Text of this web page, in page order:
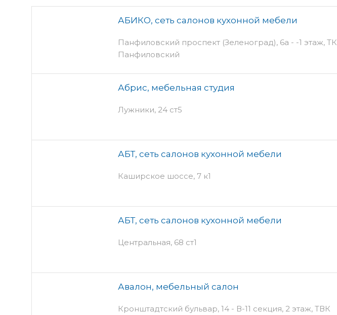
АБИКО, сеть салонов кухонной мебели
Панфиловский проспект (Зеленоград), 6а - -1 этаж, ТК
Панфиловский
Абрис, мебельная студия
Лужники, 24 ст5
АБТ, сеть салонов кухонной мебели
Каширское шоссе, 7 к1
АБТ, сеть салонов кухонной мебели
Центральная, 68 ст1
Авалон, мебельный салон
Кронштадтский бульвар, 14 - В-11 секция, 2 этаж, ТВК